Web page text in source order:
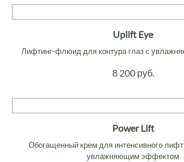
Uplift Eye
Лифтинг-флюид для контура глаз с
8 200 руб.
Power Lift
Обогащенный крем для интенсивного
увлажняющим эффектом